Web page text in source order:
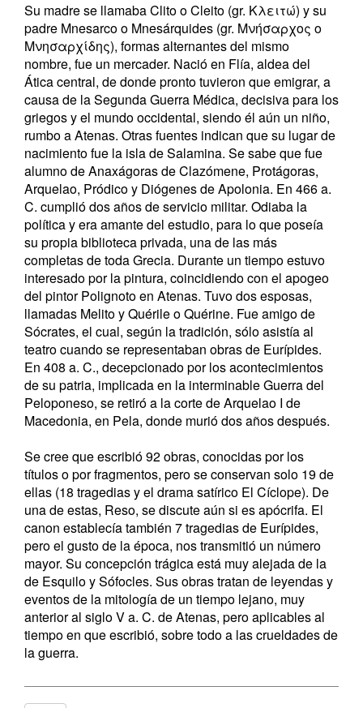
Su madre se llamaba Clito o Cleito (gr. Κλειτώ) y su
padre Mnesarco o Mnesárquides (gr. Μνήσαρχος ο
Μνησαρχίδης), formas alternantes del mismo
nombre, fue un mercader. Nació en Flía, aldea del
Ática central, de donde pronto tuvieron que emigrar, a
causa de la Segunda Guerra Médica, decisiva para los
griegos y el mundo occidental, siendo él aún un niño,
rumbo a Atenas.​ Otras fuentes indican que su lugar de
nacimiento fue la isla de Salamina.​ Se sabe que fue
alumno de Anaxágoras de Clazómene, Protágoras,
Arquelao, Pródico y Diógenes de Apolonia. En 466 a.
C. cumplió dos años de servicio militar. Odiaba la
política y era amante del estudio, para lo que poseía
su propia biblioteca privada, una de las más
completas de toda Grecia. Durante un tiempo estuvo
interesado por la pintura, coincidiendo con el apogeo
del pintor Polignoto en Atenas. Tuvo dos esposas,
llamadas Melito y Quérile o Quérine. Fue amigo de
Sócrates, el cual, según la tradición, sólo asistía al
teatro cuando se representaban obras de Eurípides.
En 408 a. C., decepcionado por los acontecimientos
de su patria, implicada en la interminable Guerra del
Peloponeso, se retiró a la corte de Arquelao I de
Macedonia, en Pela, donde murió dos años después.
Se cree que escribió 92 obras, conocidas por los
títulos o por fragmentos, pero se conservan solo 19 de
ellas (18 tragedias y el drama satírico El Cíclope). ​De
una de estas, Reso, se discute aún si es apócrifa. El
canon establecía también 7 tragedias de Eurípides,
pero el gusto de la época, nos transmitió un número
mayor. Su concepción trágica está muy alejada de la
de Esquilo y Sófocles. Sus obras tratan de leyendas y
eventos de la mitología de un tiempo lejano, muy
anterior al siglo V a. C. de Atenas, pero aplicables al
tiempo en que escribió, sobre todo a las crueldades de
la guerra.